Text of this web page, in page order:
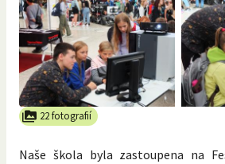
22 fotografií
Naše škola byla zastoupena na